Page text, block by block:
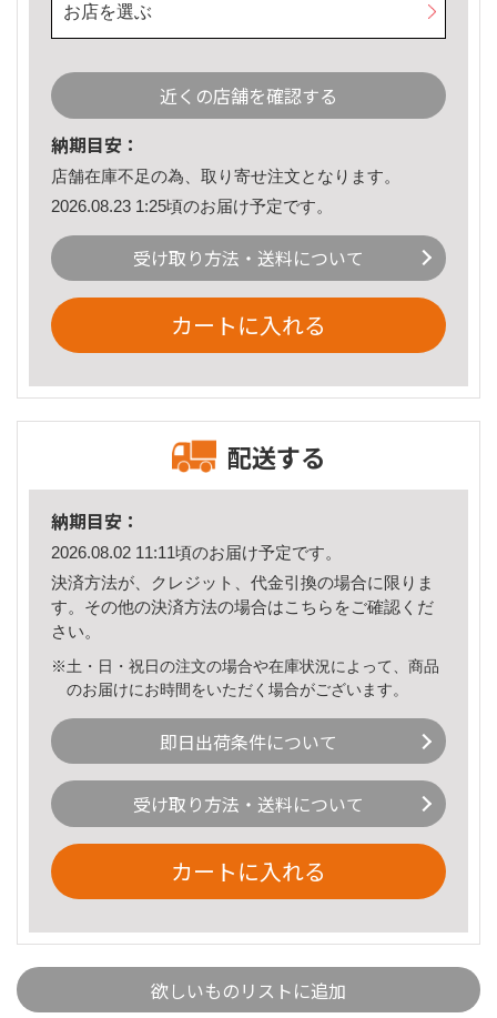
お店を選ぶ
近くの店舗を確認する
納期目安：
店舗在庫不足の為、取り寄せ注文となります。
2026.08.23 1:25頃のお届け予定です。
受け取り方法・送料について
カートに入れる
配送する
納期目安：
2026.08.02 11:11頃のお届け予定です。
決済方法が、クレジット、代金引換の場合に限りま
す。その他の決済方法の場合はこちら をご確認くだ
さい。
※土・日・祝日の注文の場合や在庫状況によって、商品
のお届けにお時間をいただく場合がございます。
即日出荷条件について
受け取り方法・送料について
カートに入れる
欲しいものリストに追加